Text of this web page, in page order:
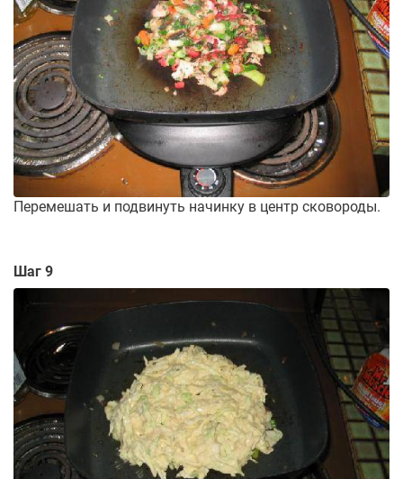
Перемешать и подвинуть начинку в центр сковороды.
Шаг 9